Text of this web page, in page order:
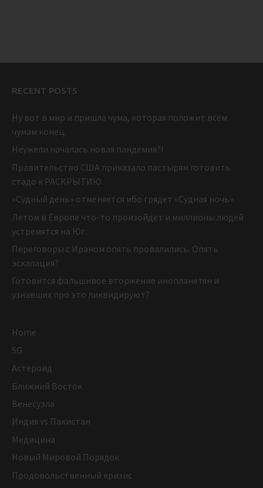
RECENT POSTS
Ну вот в мир и пришла чума, которая положит всем
чумам конец.
Неужели началась новая пандемия?!
Правительство США приказало пастырям готовить
стадо к РАСКРЫТИЮ.
«Судный день» отменяется ибо грядет «Судная ночь».
Летом в Европе что-то произойдет и миллионы людей
устремятся на Юг.
Переговоры с Ираном опять провалились. Опять
эскалация?
Готовится фальшивое вторжение инопланетян и
узнавших про это ликвидируют?
Home
5G
Астероид
Ближний Восток
Венесуэла
Индия vs Пакистан
Медицина
Новый Мировой Порядок
Продовольственный кризис